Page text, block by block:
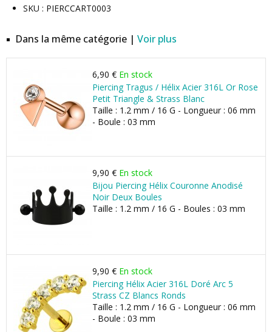
SKU : PIERCCART0003
Dans la même catégorie | Voir plus
6,90 € En stock
Piercing Tragus / Hélix Acier 316L Or Rose
Petit Triangle & Strass Blanc
Taille : 1.2 mm / 16 G - Longueur : 06 mm
- Boule : 03 mm
9,90 € En stock
Bijou Piercing Hélix Couronne Anodisé
Noir Deux Boules
Taille : 1.2 mm / 16 G - Boules : 03 mm
9,90 € En stock
Piercing Hélix Acier 316L Doré Arc 5
Strass CZ Blancs Ronds
Taille : 1.2 mm / 16 G - Longueur : 06 mm
- Boule : 03 mm